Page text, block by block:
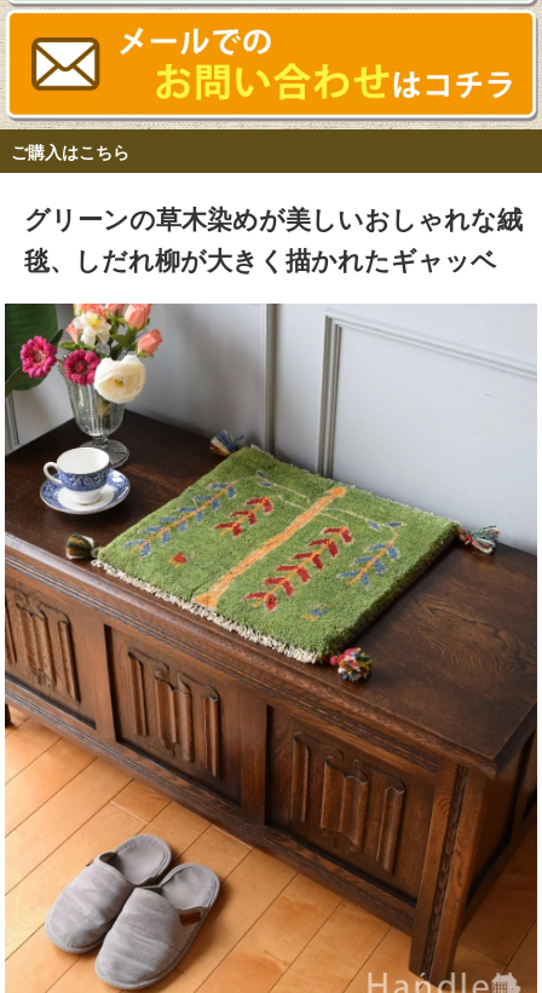
ご購入はこちら
グリーンの草木染めが美しいおしゃれな絨
毯、しだれ柳が大きく描かれたギャッベ